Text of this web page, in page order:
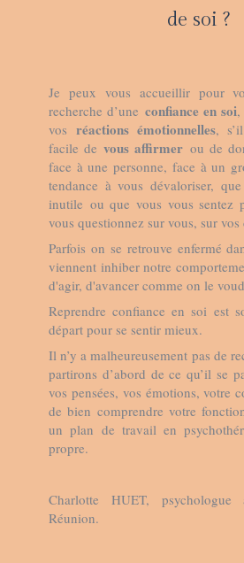
de soi ?
Je peux vous accueillir pour
recherche d’une confiance en soi,
vos réactions émotionnelles,
facile devous affirmer ou de
face à une personne, face à un
tendance à vous dévaloriser,
inutile ou que vous vous sentez
vous questionnez sur vous, sur
Parfois on se retrouve enfermé
viennent inhiber notre
d'agir, d'avancer comme on le
Reprendre confiance en soi est
départ pour se sentir mieux.
Il n’y a malheureusement pas de
partirons d’abord de ce qu’il se
vos pensées, vos émotions, votre
de bien comprendre votre
un plan de travail en
propre.
Charlotte HUET,
Réunion.